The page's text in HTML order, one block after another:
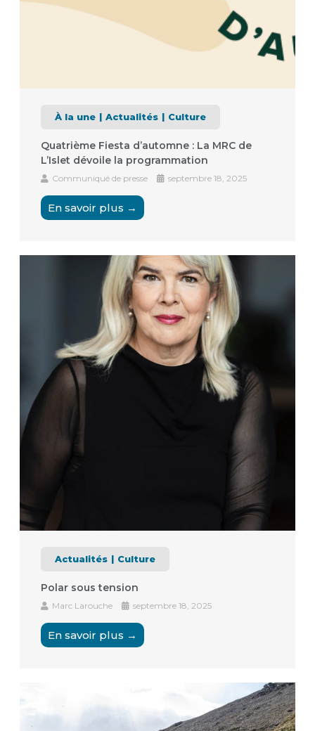
À la une Actualités Culture
Quatrième Fiesta d’automne : La MRC de
L’Islet dévoile la programmation
Communiqué de presse septembre 18, 2025
En savoir plus →
Actualités Culture
Polar sous tension
Marc Larouche septembre 18, 2025
En savoir plus →